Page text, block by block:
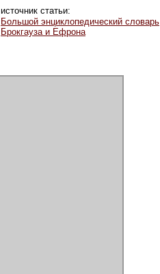
источник статьи:
Большой энциклопедический словарь
Брокгауза и Ефрона